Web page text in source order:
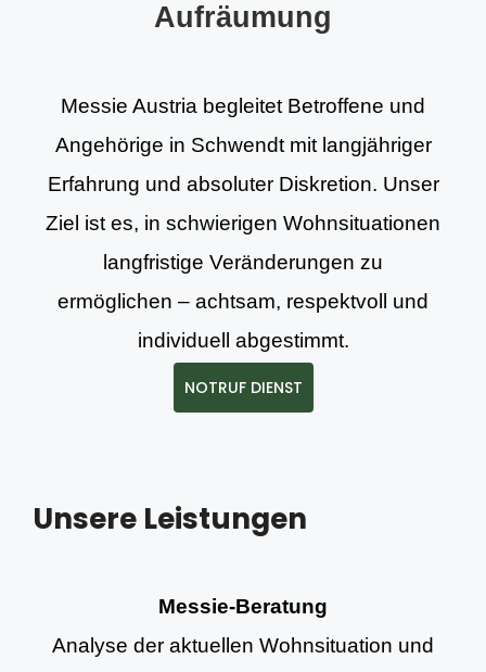
Aufräumung
Messie Austria begleitet Betroffene und
Angehörige in Schwendt mit langjähriger
Erfahrung und absoluter Diskretion. Unser
Ziel ist es, in schwierigen Wohnsituationen
langfristige Veränderungen zu
ermöglichen – achtsam, respektvoll und
individuell abgestimmt.
NOTRUF DIENST
Unsere Leistungen
Messie-Beratung
Analyse der aktuellen Wohnsituation und